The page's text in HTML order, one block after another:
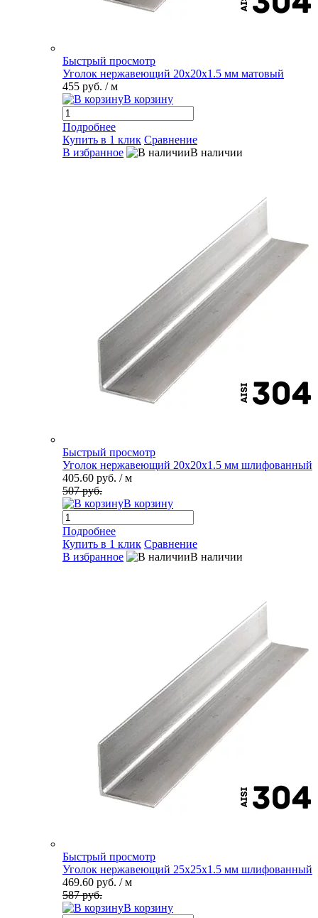
Быстрый просмотр
Уголок нержавеющий 20х20х1.5 мм матовый
455 руб. / м
В корзину
Подробнее
Купить в 1 клик Сравнение
В избранное
В наличии
Быстрый просмотр
Уголок нержавеющий 20х20х1.5 мм шлифованный
405.60 руб. / м
507 руб.
В корзину
Подробнее
Купить в 1 клик Сравнение
В избранное
В наличии
Быстрый просмотр
Уголок нержавеющий 25х25х1.5 мм шлифованный
469.60 руб. / м
587 руб.
В корзину